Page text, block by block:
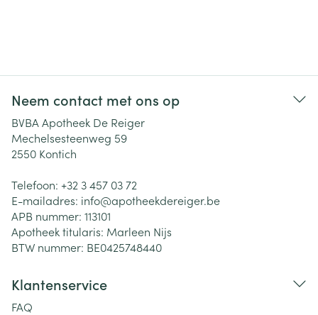
Neem contact met ons op
BVBA Apotheek De Reiger
Mechelsesteenweg 59
2550 Kontich
Telefoon: +32 3 457 03 72
E-mailadres: info@apotheekdereiger.be
APB nummer: 113101
Apotheek titularis: Marleen Nijs
BTW nummer: BE0425748440
Klantenservice
FAQ